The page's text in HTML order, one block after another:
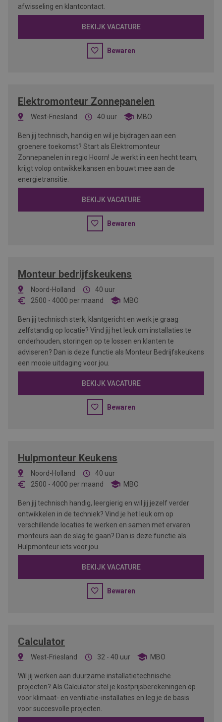
afwisseling en klantcontact.
BEKIJK VACATURE
Bewaren
Elektromonteur Zonnepanelen
West-Friesland 40 uur MBO
Ben jij technisch, handig en wil je bijdragen aan een
groenere toekomst? Start als Elektromonteur
Zonnepanelen in regio Hoorn! Je werkt in een hecht team,
krijgt volop ontwikkelkansen en bouwt mee aan de
energietransitie.
BEKIJK VACATURE
Bewaren
Monteur bedrijfskeukens
Noord-Holland
40 uur
2500 - 4000 per maand MBO
Ben jij technisch sterk, klantgericht en werk je graag
zelfstandig op locatie? Vind jij het leuk om installaties te
onderhouden, storingen op te lossen en klanten te
adviseren? Dan is deze functie als Monteur Bedrijfskeukens
een mooie uitdaging voor jou.
BEKIJK VACATURE
Bewaren
Hulpmonteur Keukens
Noord-Holland
40 uur
2500 - 4000 per maand MBO
Ben jij technisch handig, leergierig en wil jij jezelf verder
ontwikkelen in de techniek? Vind je het leuk om op
verschillende locaties te werken en samen met ervaren
monteurs aan de slag te gaan? Dan is deze functie als
Hulpmonteur iets voor jou.
BEKIJK VACATURE
Bewaren
Calculator
West-Friesland 32 - 40 uur MBO
Wil jij werken aan duurzame installatietechnische
projecten? Als Calculator stel je kostprijsberekeningen op
voor klimaat- en ventilatie-installaties en leg je de basis
voor succesvolle projecten.